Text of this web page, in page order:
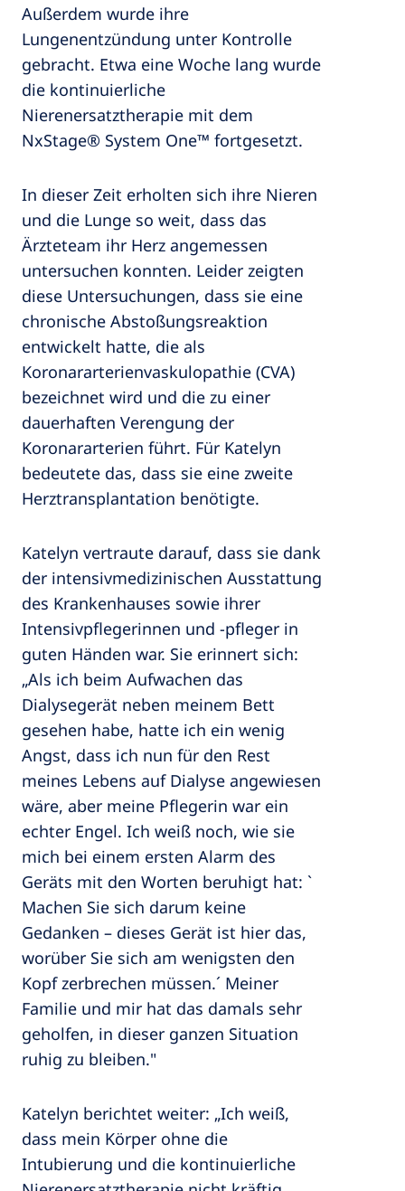
Außerdem wurde ihre
Lungenentzündung unter Kontrolle
gebracht. Etwa eine Woche lang wurde
die kontinuierliche
Nierenersatztherapie mit dem
NxStage® System One™ fortgesetzt.
In dieser Zeit erholten sich ihre Nieren
und die Lunge so weit, dass das
Ärzteteam ihr Herz angemessen
untersuchen konnten. Leider zeigten
diese Untersuchungen, dass sie eine
chronische Abstoßungsreaktion
entwickelt hatte, die als
Koronararterienvaskulopathie (CVA)
bezeichnet wird und die zu einer
dauerhaften Verengung der
Koronararterien führt. Für Katelyn
bedeutete das, dass sie eine zweite
Herztransplantation benötigte.
Katelyn vertraute darauf, dass sie dank
der intensivmedizinischen Ausstattung
des Krankenhauses sowie ihrer
Intensivpflegerinnen und -pfleger in
guten Händen war. Sie erinnert sich:
„Als ich beim Aufwachen das
Dialysegerät neben meinem Bett
gesehen habe, hatte ich ein wenig
Angst, dass ich nun für den Rest
meines Lebens auf Dialyse angewiesen
wäre, aber meine Pflegerin war ein
echter Engel. Ich weiß noch, wie sie
mich bei einem ersten Alarm des
Geräts mit den Worten beruhigt hat: `
Machen Sie sich darum keine
Gedanken – dieses Gerät ist hier das,
worüber Sie sich am wenigsten den
Kopf zerbrechen müssen.´ Meiner
Familie und mir hat das damals sehr
geholfen, in dieser ganzen Situation
ruhig zu bleiben."
Katelyn berichtet weiter: „Ich weiß,
dass mein Körper ohne die
Intubierung und die kontinuierliche